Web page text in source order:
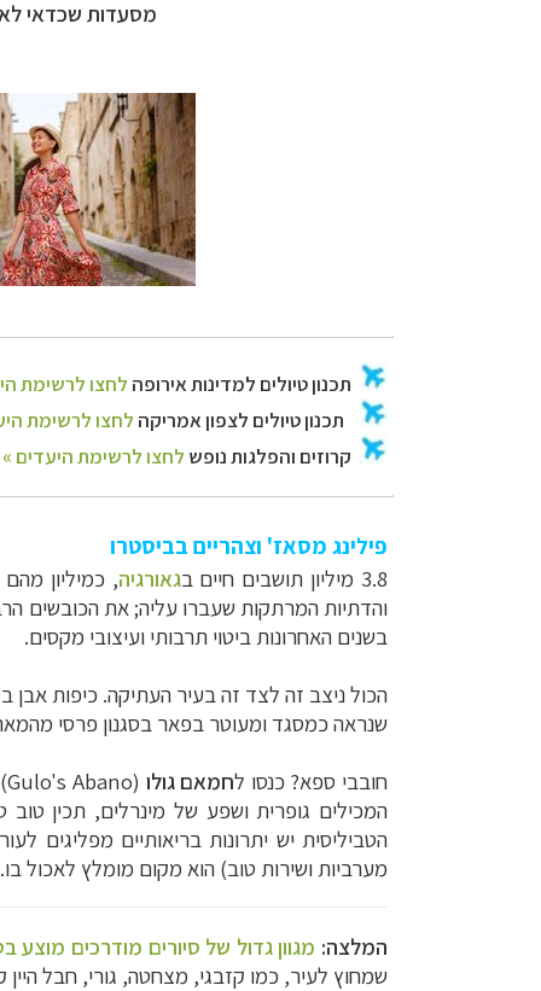
מסעדות שכדאי
קרוזים והפלגות
פילינג מסאז' וצהריים בביסטרו
3.8 מיליון תושבים חיים ב
גאורגיה, כמיליון
והדתיות המרתקות שעברו עליה; את הכובשים
בשנים האחרונות ביטוי תרבותי ועיצובי מקסים.
הכול ניצב זה לצד זה בעיר העתיקה. כיפות אבן בסגנון טורקי מהמאות 16-17 של
שנראה כמסגד ומעוטר בפאר בסגנון פרסי מהמאה ה-19; לאורך הרחוב הראשי אפשר לראות בתים בסגנון אירופאי, עם מרפסות מעוטרות בשבכות עץ,
חובבי ספא? כנסו לחמאם גולו (
Gulo's Abano
המכילים גופרית ושפע של מינרלים, תכין
הטביליסית יש יתרונות בריאותיים
מערביות ושירות טוב) הוא מקום מומלץ לאכול
המלצה: מגוון גדול של סיורים מודרכים מוצע
שמחוץ לעיר, כמו קזבגי, מצחטה, גורי, חבל היין